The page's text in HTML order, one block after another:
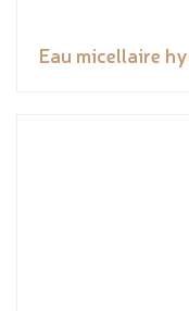
Eau micellaire